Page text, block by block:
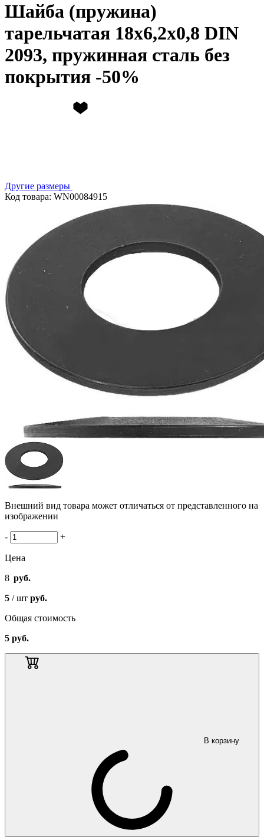
Шайба (пружина)
тарельчатая 18х6,2х0,8 DIN
2093, пружинная сталь без
покрытия
Другие размеры
Код товара: WN00084915
Внешний вид товара может отличаться от представленного на
изображении
- +
Цена
8 руб.
5 / шт руб.
Общая стоимость
5 руб.
В корзину